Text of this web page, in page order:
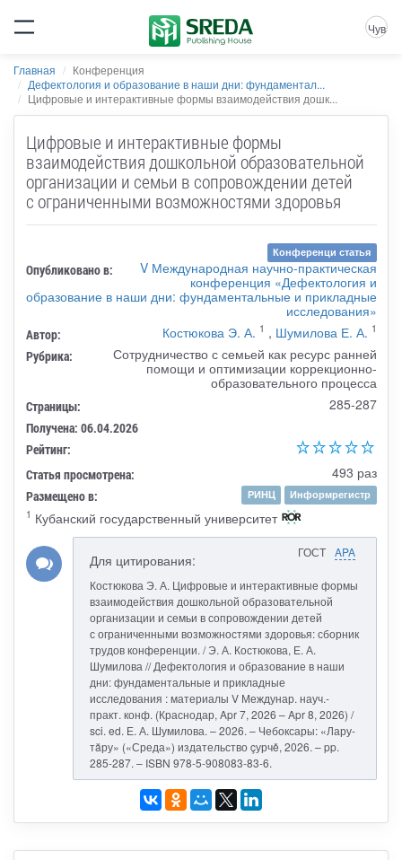
Чув
Главная
Конференция
Дефектология и образование в наши дни: фундаментал...
Цифровые и интерактивные формы взаимодействия дошк...
Цифровые и интерактивные формы
взаимодействия дошкольной образовательной
организации и семьи в сопровождении детей
с ограниченными возможностями здоровья
Конференци статья
Опубликовано в:
V Международная научно-практическая
конференция «Дефектология и
образование в наши дни: фундаментальные и прикладные
исследования»
Автор: Костюкова Э. А. 1 , Шумилова Е. А. 1
Рубрика:
Сотрудничество с семьей как ресурс ранней
помощи и оптимизации коррекционно-
образовательного процесса
Страницы: 285-287
Получена: 06.04.2026
Рейтинг:
Статья просмотрена:
493 раз
Размещено в: РИНЦ
Информрегистр
1 Кубанский государственный университет
ГОСТ APA
Для цитирования:
Костюкова Э. А. Цифровые и интерактивные формы
взаимодействия дошкольной образовательной
организации и семьи в сопровождении детей
с ограниченными возможностями здоровья: сборник
трудов конференции. / Э. А. Костюкова, Е. А.
Шумилова // Дефектология и образование в наши
дни: фундаментальные и прикладные
исследования : материалы V Междунар. науч.-
практ. конф. (Краснодар, Apr 7, 2026 – Apr 8, 2026) /
sci. ed. Е. А. Шумилова. – 2026. – Чебоксары: «Лару-
тăру» («Среда») издательство çурчě, 2026. – pp.
285-287. – ISBN 978-5-908083-83-6.